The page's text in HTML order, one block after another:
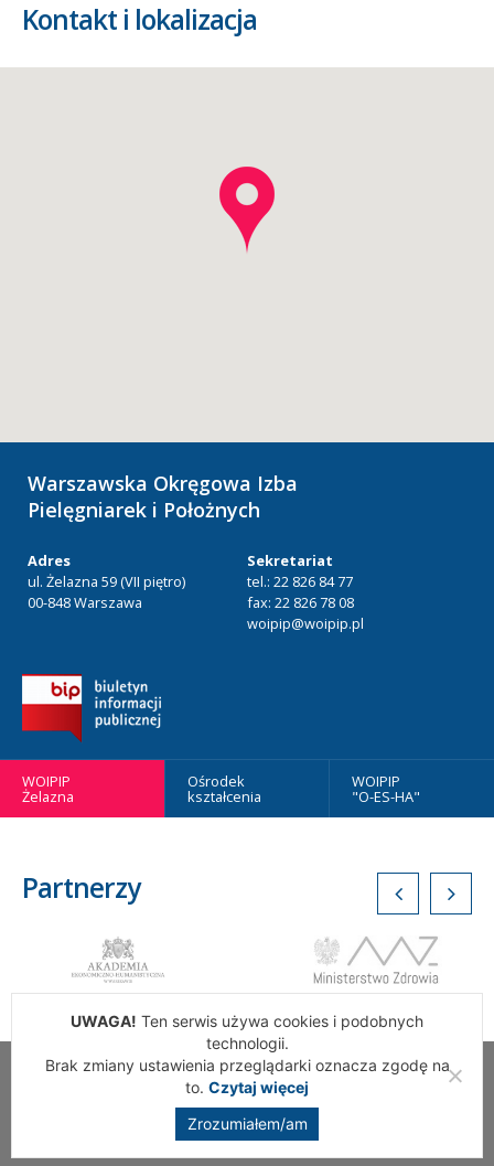
Kontakt i lokalizacja
Warszawska Okręgowa Izba
Pielęgniarek i Położnych
Adres
ul. Żelazna 59 (VII piętro)
00-848 Warszawa
Sekretariat
tel.: 22 826 84 77
fax: 22 826 78 08
woipip@woipip.pl
WOIPIP
Żelazna
Ośrodek
kształcenia
WOIPIP
"O-ES-HA"
Partnerzy
Wszelkie Prawa Zastrzeżone. Warszawska Okręgowa Izba
Pielęgniarek i Położnych
addslashes.pl
UWAGA! Ten serwis używa cookies i podobnych
technologii.
Brak zmiany ustawienia przeglądarki oznacza zgodę na
to. Czytaj więcej
Zrozumiałem/am